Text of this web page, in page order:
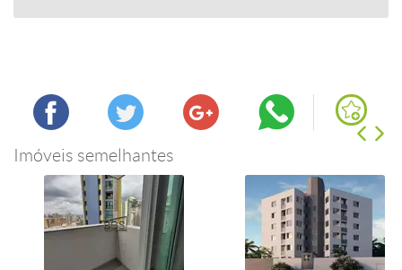
Imóveis semelhantes